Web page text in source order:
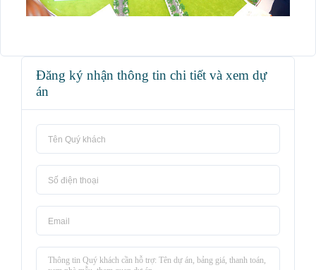
Đăng ký nhận thông tin chi tiết và xem dự
án